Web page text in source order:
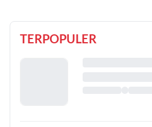
TERPOPULER